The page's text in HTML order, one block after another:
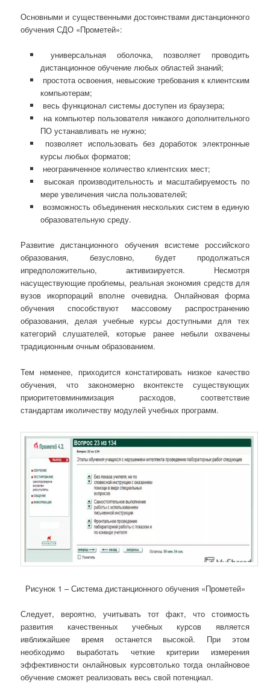
Основными и существенными достоинствами дистанционного
обучения СДО «Прометей»:
универсальная оболочка, позволяет проводить
дистанционное обучение любых областей знаний;
простота освоения, невысокие требования к клиентским
компьютерам;
весь функционал системы доступен из браузера;
на компьютер пользователя никакого дополнительного
ПО устанавливать не нужно;
позволяет использовать без доработок электронные
курсы любых форматов;
неограниченное количество клиентских мест;
высокая производительность и масштабируемость по
мере увеличения числа пользователей;
возможность объединения нескольких систем в единую
образовательную среду.
Развитие дистанционного обучения всистеме российского
образования, безусловно, будет продолжаться
ипредположительно, активизируется. Несмотря
насуществующие проблемы, реальная экономия средств для
вузов икорпораций вполне очевидна. Онлайновая форма
обучения способствуют массовому распространению
образования, делая учебные курсы доступными для тех
категорий слушателей, которые ранее небыли охвачены
традиционным очным образованием.
Тем неменее, приходится констатировать низкое качество
обучения, что закономерно вконтексте существующих
приоритетовминимизация расходов, соответствие
стандартам иколичеству модулей учебных программ.
Рисунок 1 – Система дистанционного обучения «Прометей»
Следует, вероятно, учитывать тот факт, что стоимость
развития качественных учебных курсов является
ивближайшее время останется высокой. При этом
необходимо выработать четкие критерии измерения
эффективности онлайновых курсовтолько тогда онлайновое
обучение сможет реализовать весь свой потенциал.